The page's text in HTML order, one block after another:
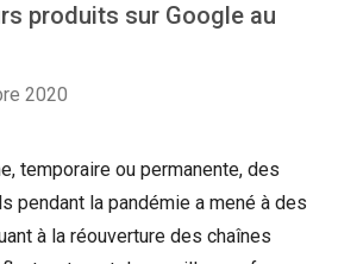
produits sur Google au
2020
temporaire ou permanente, des
pendant la pandémie a mené à des
à la réouverture des chaînes